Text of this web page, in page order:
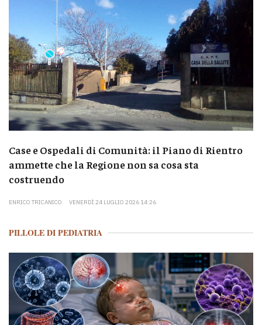
Case e Ospedali di Comunità: il Piano di Rientro
ammette che la Regione non sa cosa sta
costruendo
ENRICO TRICANICO VENERDÌ 24 LUGLIO 2026 14:26
PILLOLE DI PEDIATRIA